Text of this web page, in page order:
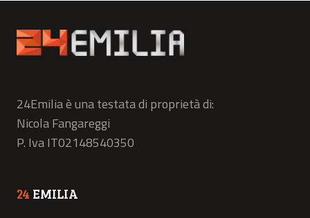
24Emilia è una testata di proprietà di:
Nicola Fangareggi
P. Iva IT02148540350
24 EMILIA